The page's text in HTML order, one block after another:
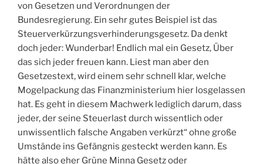
von Gesetzen und Verordnungen der
Bundesregierung. Ein sehr gutes Beispiel ist das
Steuerverkürzungsverhinderungsgesetz. Da denkt
doch jeder: Wunderbar! Endlich mal ein Gesetz, Über
das sich jeder freuen kann. Liest man aber den
Gesetzestext, wird einem sehr schnell klar, welche
Mogelpackung das Finanzministerium hier losgelassen
hat. Es geht in diesem Machwerk lediglich darum, dass
jeder, der seine Steuerlast durch wissentlich oder
unwissentlich falsche Angaben verkürzt“ ohne große
Umstände ins Gefängnis gesteckt werden kann. Es
hätte also eher Grüne Minna Gesetz oder